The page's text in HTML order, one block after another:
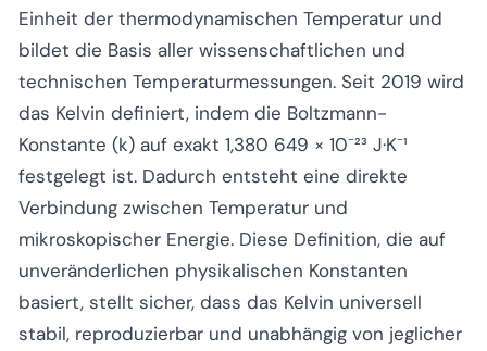
Einheit der thermodynamischen Temperatur und
bildet die Basis aller wissenschaftlichen und
technischen Temperaturmessungen. Seit 2019 wird
das Kelvin definiert, indem die Boltzmann-
Konstante (k) auf exakt 1,380 649 × 10⁻²³ J·K⁻¹
festgelegt ist. Dadurch entsteht eine direkte
Verbindung zwischen Temperatur und
mikroskopischer Energie. Diese Definition, die auf
unveränderlichen physikalischen Konstanten
basiert, stellt sicher, dass das Kelvin universell
stabil, reproduzierbar und unabhängig von jeglicher